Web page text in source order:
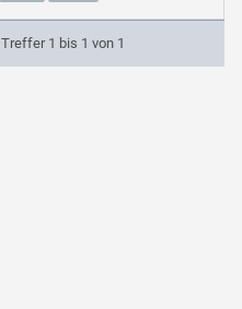
Treffer 1 bis 1 von 1